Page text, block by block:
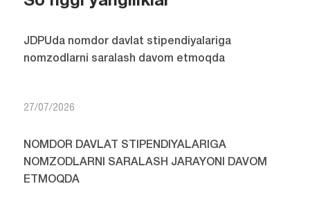
JDPUda nomdor davlat stipendiyalariga
nomzodlarni saralash davom etmoqda
27/07/2026
NOMDOR DAVLAT STIPENDIYALARIGA
NOMZODLARNI SARALASH JARAYONI DAVOM
ETMOQDA